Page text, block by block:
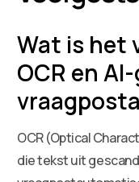
Wat is het
OCR en
OCR (Optical
die tekst uit